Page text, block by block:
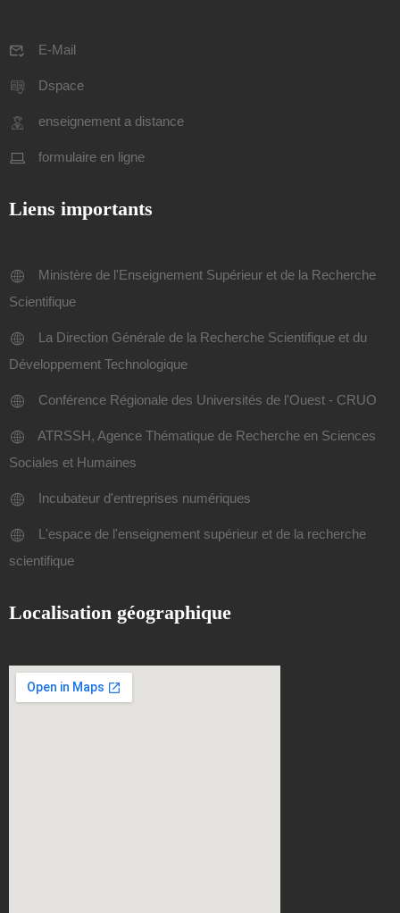
E-Mail
Dspace
enseignement a distance
formulaire en ligne
Liens importants
Ministère de l'Enseignement Supérieur et de la Recherche
Scientifique
La Direction Générale de la Recherche Scientifique et du
Développement Technologique
Conférence Régionale des Universités de l'Ouest - CRUO
ATRSSH, Agence Thématique de Recherche en Sciences
Sociales et Humaines
Incubateur d'entreprises numériques
L'espace de l'enseignement supérieur et de la recherche
scientifique
Localisation géographique